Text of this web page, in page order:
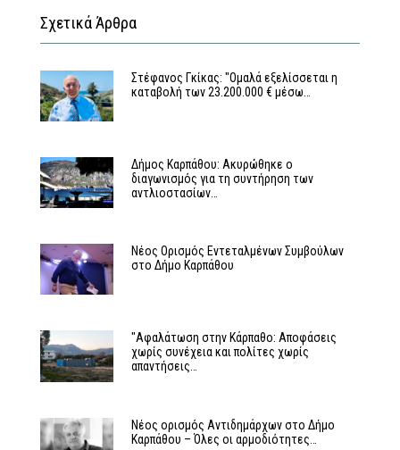
Σχετικά Άρθρα
Στέφανος Γκίκας: "Ομαλά εξελίσσεται η
καταβολή των 23.200.000 € μέσω…
Δήμος Καρπάθου: Ακυρώθηκε ο
διαγωνισμός για τη συντήρηση των
αντλιοστασίων…
Νέος Ορισμός Εντεταλμένων Συμβούλων
στο Δήμο Καρπάθου
"Αφαλάτωση στην Κάρπαθο: Αποφάσεις
χωρίς συνέχεια και πολίτες χωρίς
απαντήσεις…
Νέος ορισμός Αντιδημάρχων στο Δήμο
Καρπάθου – Όλες οι αρμοδιότητες…